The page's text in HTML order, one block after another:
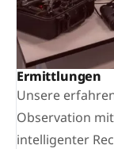
Ermittlungen
Unsere
Observation
intelligenter